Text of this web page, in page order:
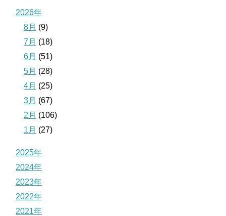
2026年
8月 (9)
7月 (18)
6月 (51)
5月 (28)
4月 (25)
3月 (67)
2月 (106)
1月 (27)
2025年
2024年
2023年
2022年
2021年